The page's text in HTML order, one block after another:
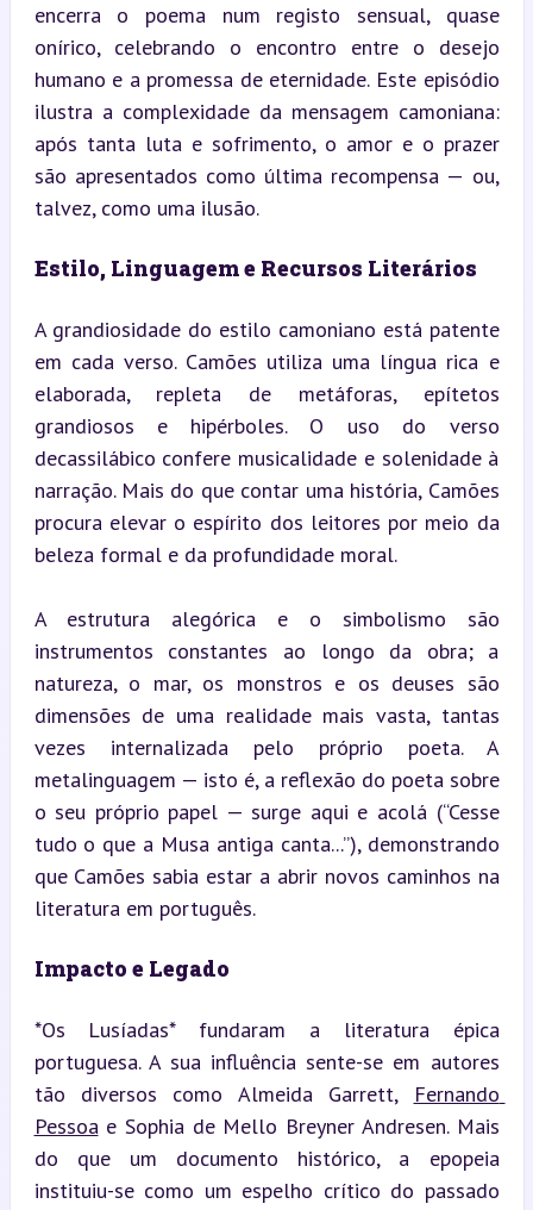
encerra o poema num registo sensual, quase
onírico, celebrando o encontro entre o desejo
humano e a promessa de eternidade. Este episódio
ilustra a complexidade da mensagem camoniana:
após tanta luta e sofrimento, o amor e o prazer
são apresentados como última recompensa — ou,
talvez, como uma ilusão.
Estilo, Linguagem e Recursos Literários
A grandiosidade do estilo camoniano está patente
em cada verso. Camões utiliza uma língua rica e
elaborada, repleta de metáforas, epítetos
grandiosos e hipérboles. O uso do verso
decassilábico confere musicalidade e solenidade à
narração. Mais do que contar uma história, Camões
procura elevar o espírito dos leitores por meio da
beleza formal e da profundidade moral.
A estrutura alegórica e o simbolismo são
instrumentos constantes ao longo da obra; a
natureza, o mar, os monstros e os deuses são
dimensões de uma realidade mais vasta, tantas
vezes internalizada pelo próprio poeta. A
metalinguagem — isto é, a reflexão do poeta sobre
o seu próprio papel — surge aqui e acolá (“Cesse
tudo o que a Musa antiga canta...”), demonstrando
que Camões sabia estar a abrir novos caminhos na
literatura em português.
Impacto e Legado
*Os Lusíadas* fundaram a literatura épica
portuguesa. A sua influência sente-se em autores
tão diversos como Almeida Garrett,
Fernando
Pessoa e Sophia de Mello Breyner Andresen. Mais
do que um documento histórico, a epopeia
instituiu-se como um espelho crítico do passado